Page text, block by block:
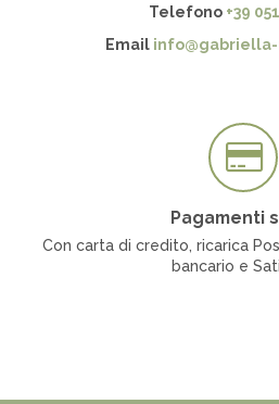
Telefono +39
Email
Pagamenti
Con carta di credito, ricarica
bancario e